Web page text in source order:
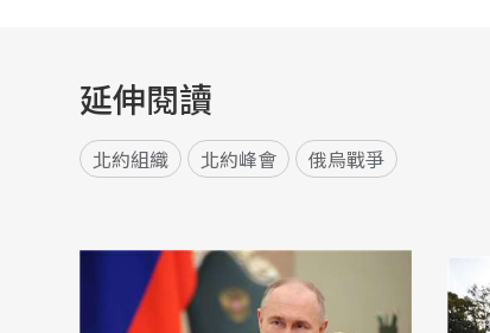
延伸閱讀
北約組織 北約峰會 俄烏戰爭